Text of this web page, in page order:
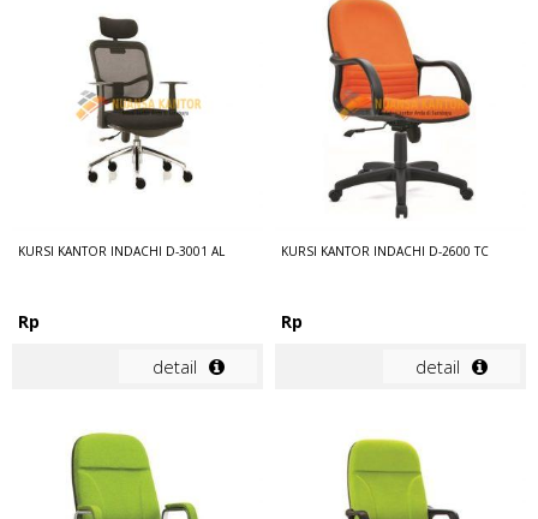
KURSI KANTOR INDACHI D-3001 AL
Rp
detail
KURSI KANTOR INDACHI D-2600 TC
Rp
detail